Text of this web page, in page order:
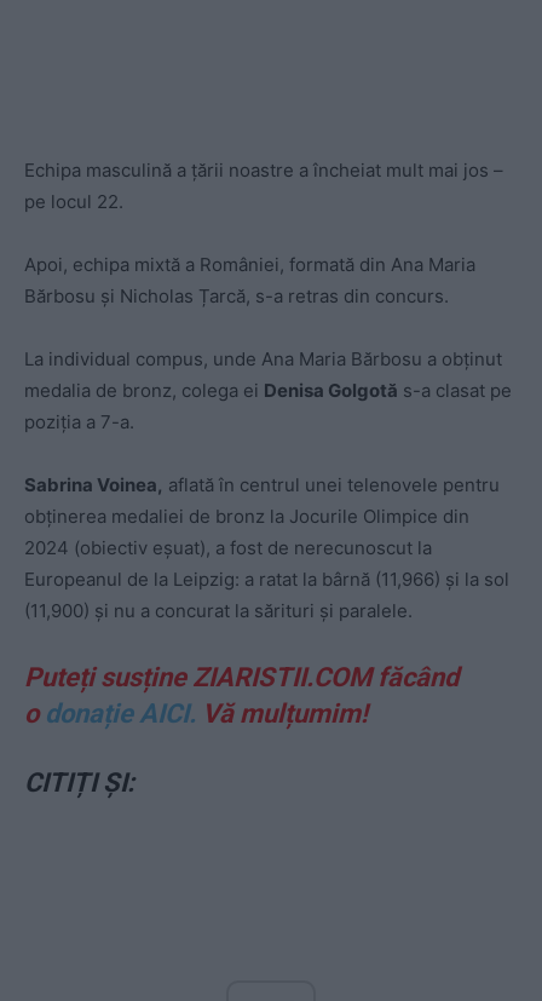
Echipa masculină a țării noastre a încheiat mult mai jos –
pe locul 22.
Apoi, echipa mixtă a României, formată din Ana Maria
Bărbosu și Nicholas Țarcă, s-a retras din concurs.
La individual compus, unde Ana Maria Bărbosu a obținut
medalia de bronz, colega ei Denisa Golgotă s-a clasat pe
poziția a 7-a.
Sabrina Voinea, aflată în centrul unei telenovele pentru
obținerea medaliei de bronz la Jocurile Olimpice din
2024 (obiectiv eșuat), a fost de nerecunoscut la
Europeanul de la Leipzig: a ratat la bârnă (11,966) și la sol
(11,900) și nu a concurat la sărituri și paralele.
Puteți susține ZIARISTII.COM făcând
o donație AICI. Vă mulțumim!
CITIȚI ȘI: